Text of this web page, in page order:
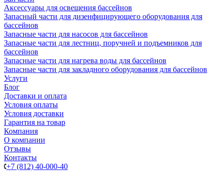
Аксессуары для освещения бассейнов
Запасный части для дизенфицирующего оборудования для
бассейнов
Запасные части для насосов для бассейнов
Запасные части для лестниц, поручней и подъемников для
бассейнов
Запасные части для нагрева воды для бассейнов
Запасные части для закладного оборудования для бассейнов
Услуги
Блог
Доставки и оплата
Условия оплаты
Условия доставки
Гарантия на товар
Компания
О компании
Отзывы
Контакты
+7 (812) 40-000-40